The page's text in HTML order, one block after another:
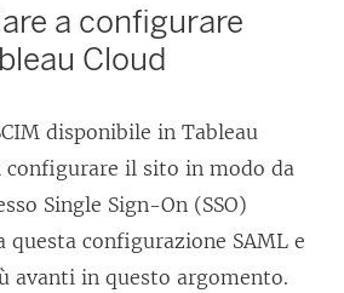
v
i
n
e
a
p
e
a configurare
Cloud
disponibile in Tableau
configurare il sito in modo da
Single Sign-On (SSO)
questa configurazione SAML e
avanti in questo argomento.